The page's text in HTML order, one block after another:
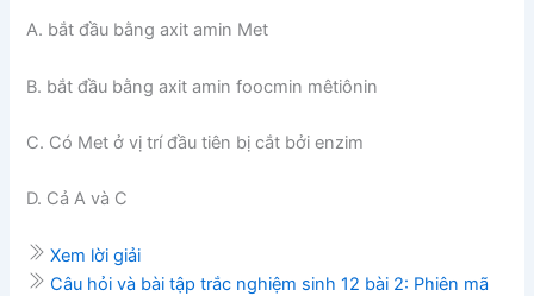
A. bắt đầu bằng axit amin Met
B. bắt đầu bằng axit amin foocmin mêtiônin
C. Có Met ở vị trí đầu tiên bị cắt bởi enzim
D. Cả A và C
Xem lời giải
Câu hỏi và bài tập trắc nghiệm sinh 12 bài 2: Phiên mã